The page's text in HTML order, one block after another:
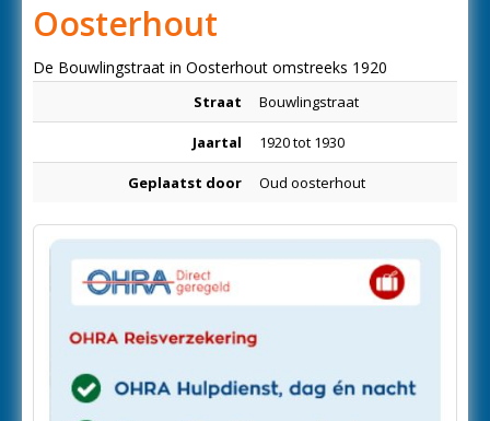
Oosterhout
De Bouwlingstraat in Oosterhout omstreeks 1920
Straat Bouwlingstraat
Jaartal 1920 tot 1930
Geplaatst door Oud oosterhout